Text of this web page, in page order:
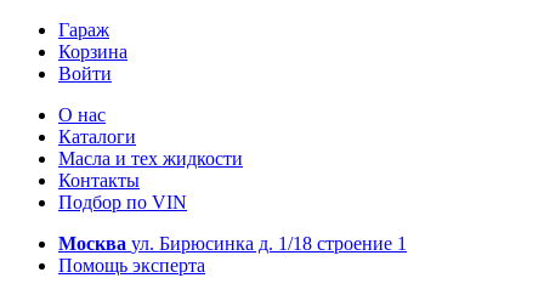
Гараж
Корзина
Войти
О нас
Каталоги
Масла и тех жидкости
Контакты
Подбор по VIN
Москва ул. Бирюсинка д. 1/18 строение 1
Помощь эксперта